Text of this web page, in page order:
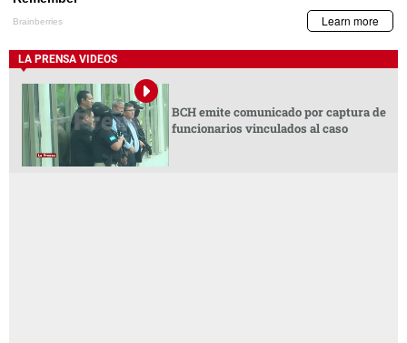
LA PRENSA VIDEOS
BCH emite comunicado por captura de
funcionarios vinculados al caso